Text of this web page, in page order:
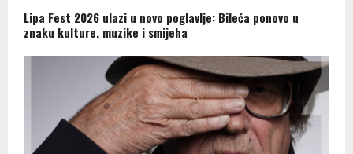
Lipa Fest 2026 ulazi u novo poglavlje: Bileća ponovo u
znaku kulture, muzike i smijeha